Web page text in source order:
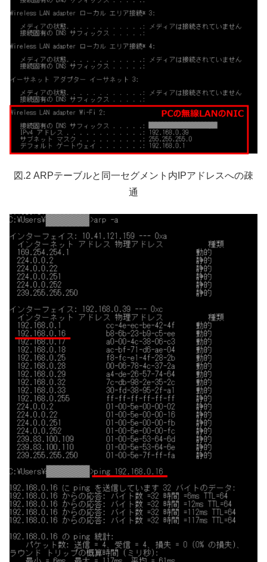
図.2 ARPテーブルと同一セグメント内IPアドレスへの疎
通